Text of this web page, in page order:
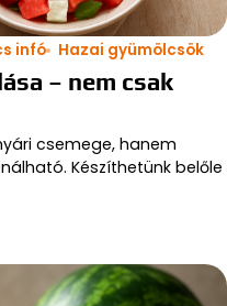
infó Hazai gyümölcsök
– nem csak
csemege, hanem
Készíthetünk belőle